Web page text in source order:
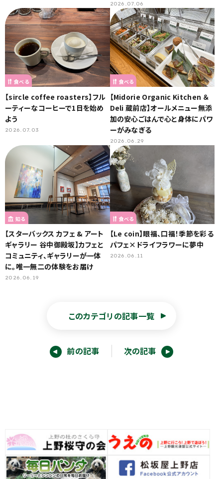
2026.07.06
食べる
【sircle coffee roasters】フル
ーティーなコーヒーで1日を始め
よう
2026.07.03
食べる
【Midorie Organic Kitchen ＆
Deli 蔵前店】オールメニュー無添
加の安心ごはんで心と身体にパワ
ーがみなぎる
2026.06.29
知る
【スターバックス カフェ & アート
ギャラリー 谷中御殿坂】カフェと
コミュニティ、ギャラリーが一体
に。唯一無二の体験をお届け
2026.06.19
食べる
【Le coin】眼福、口福！季節を彩る
パフェ×ドライフラワーに夢中
2026.06.11
前の記事
このカテゴリの記事一覧
次の記事